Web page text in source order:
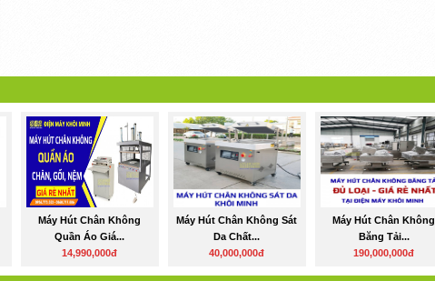
Máy Hút Chân Không
Quần Áo Giá...
14,990,000đ
Máy Hút Chân Không Sát
Da Chất...
40,000,000đ
Máy Hút Chân Không
Băng Tải...
190,000,000đ